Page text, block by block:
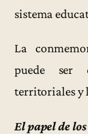
sistema
La
puede ser
territoriales y
El papel de